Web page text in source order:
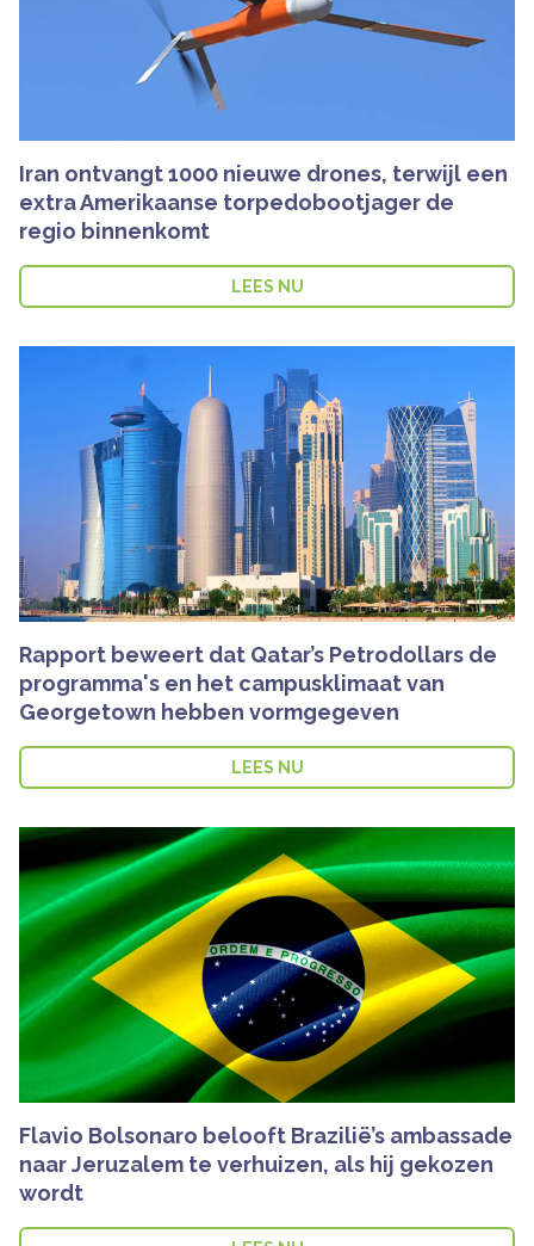
Iran ontvangt 1000 nieuwe drones, terwijl een
extra Amerikaanse torpedobootjager de
regio binnenkomt
LEES NU
Rapport beweert dat Qatar’s Petrodollars de
programma's en het campusklimaat van
Georgetown hebben vormgegeven
LEES NU
Flavio Bolsonaro belooft Brazilië’s ambassade
naar Jeruzalem te verhuizen, als hij gekozen
wordt